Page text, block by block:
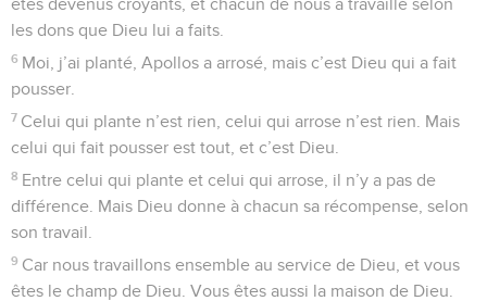
êtes devenus croyants, et chacun de nous a travaillé selon
les dons que Dieu lui a faits.
6 Moi, j’ai planté, Apollos a arrosé, mais c’est Dieu qui a fait
pousser.
7 Celui qui plante n’est rien, celui qui arrose n’est rien. Mais
celui qui fait pousser est tout, et c’est Dieu.
8 Entre celui qui plante et celui qui arrose, il n’y a pas de
différence. Mais Dieu donne à chacun sa récompense, selon
son travail.
9 Car nous travaillons ensemble au service de Dieu, et vous
êtes le champ de Dieu. Vous êtes aussi la maison de Dieu.